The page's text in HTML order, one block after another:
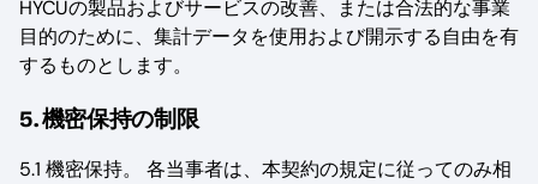
HYCUの製品およびサービスの改善、または合法的な事業
目的のために、集計データを使用および開示する自由を有
するものとします。
5. 機密保持の制限
5.1 機密保持。 各当事者は、本契約の規定に従ってのみ相